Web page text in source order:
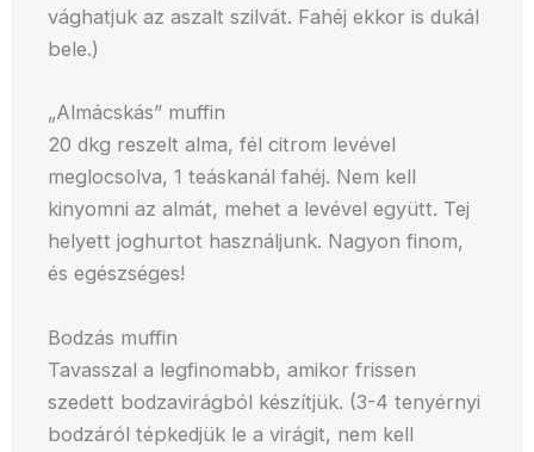
vághatjuk az aszalt szilvát. Fahéj ekkor is dukál
bele.)
„Almácskás” muffin
20 dkg reszelt alma, fél citrom levével
meglocsolva, 1 teáskanál fahéj. Nem kell
kinyomni az almát, mehet a levével együtt. Tej
helyett joghurtot használjunk. Nagyon finom,
és egészséges!
Bodzás muffin
Tavasszal a legfinomabb, amikor frissen
szedett bodzavirágból készítjük. (3-4 tenyérnyi
bodzáról tépkedjük le a virágit, nem kell